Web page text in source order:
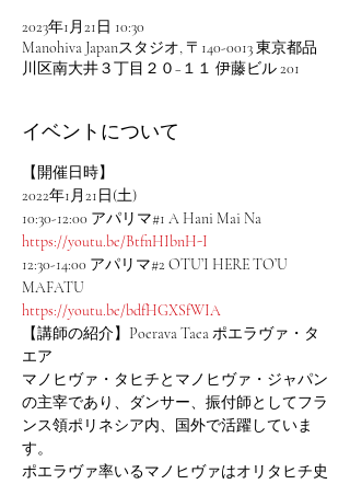
2023年1月21日 10:30
Manohiva Japanスタジオ, 〒140-0013 東京都品
川区南大井３丁目２０−１１ 伊藤ビル 201
イベントについて
【開催日時】
2022年1月21日(土)
10:30-12:00 アパリマ#1 A Hani Mai Na
https://youtu.be/BtfnHIbnH-I
12:30-14:00 アパリマ#2 OTU’I HERE TO’U
MAFATU
https://youtu.be/bdfHGXSfWIA
【講師の紹介】Poerava Taea ポエラヴァ・タ
エア
マノヒヴァ・タヒチとマノヒヴァ・ジャパン
の主宰であり、ダンサー、振付師としてフラ
ンス領ポリネシア内、国外で活躍していま
す。
ポエラヴァ率いるマノヒヴァはオリタヒチ史